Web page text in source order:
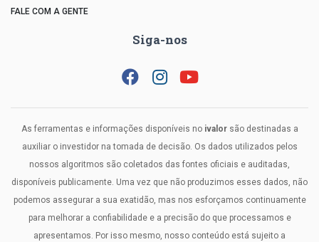
FALE COM A GENTE
Siga-nos
As ferramentas e informações disponíveis no ivalorsão destinadas a
auxiliar o investidor na tomada de decisão. Os dados utilizados pelos
nossos algoritmos são coletados das fontes oficiais e auditadas,
disponíveis publicamente. Uma vez que não produzimos esses dados, não
podemos assegurar a sua exatidão, mas nos esforçamos continuamente
para melhorar a confiabilidade e a precisão do que processamos e
apresentamos. Por isso mesmo, nosso conteúdo está sujeito a